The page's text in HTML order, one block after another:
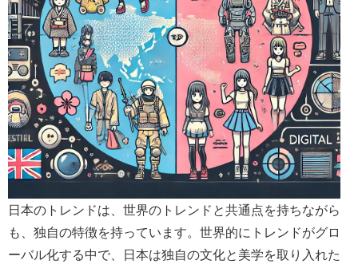
日本のトレンドは、世界のトレンドと共通点を持ちながら
も、独自の特徴を持っています。世界的にトレンドがグロ
ーバル化する中で、日本は独自の文化と美学を取り入れた